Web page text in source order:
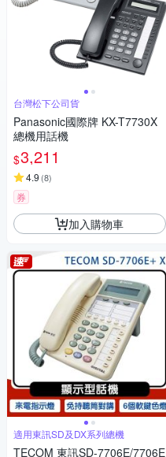
台灣松下公司貨
Panasonic國際牌 KX-T7730X
總機用話機
$3,211
4.9 (8)
券
加入購物車
適用東訊SD及DX系列總機
TECOM 東訊SD-7706E/7706E